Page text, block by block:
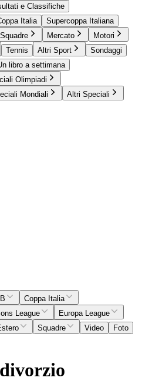
e Classifiche
Italia
Supercoppa Italiana
Squadre Mercato
Motori
Tennis Altri Sport
Sondaggi
libro a settimana
Olimpiadi
Mondiali Altri Speciali
Coppa Italia
League
Europa League
Squadre Video
Foto